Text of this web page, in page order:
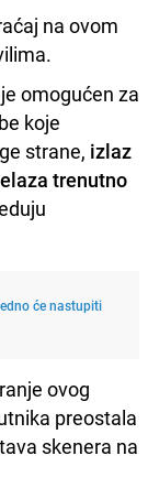
na ovom
omogućen za
koje
strane, izlaz
trenutno
će nastupiti
ovog
preostala
skenera na